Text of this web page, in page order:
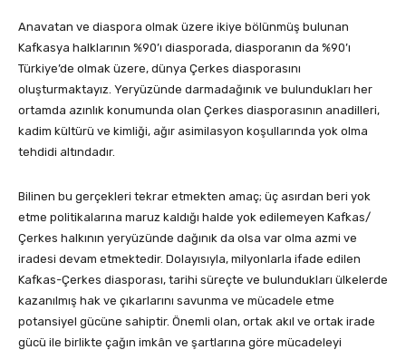
Anavatan ve diaspora olmak üzere ikiye bölünmüş bulunan
Kafkasya halklarının %90’ı diasporada, diasporanın da %90’ı
Türkiye’de olmak üzere, dünya Çerkes diasporasını
oluşturmaktayız. Yeryüzünde darmadağınık ve bulundukları her
ortamda azınlık konumunda olan Çerkes diasporasının anadilleri,
kadim kültürü ve kimliği, ağır asimilasyon koşullarında yok olma
tehdidi altındadır.
Bilinen bu gerçekleri tekrar etmekten amaç; üç asırdan beri yok
etme politikalarına maruz kaldığı halde yok edilemeyen Kafkas/
Çerkes halkının yeryüzünde dağınık da olsa var olma azmi ve
iradesi devam etmektedir. Dolayısıyla, milyonlarla ifade edilen
Kafkas-Çerkes diasporası, tarihi süreçte ve bulundukları ülkelerde
kazanılmış hak ve çıkarlarını savunma ve mücadele etme
potansiyel gücüne sahiptir. Önemli olan, ortak akıl ve ortak irade
gücü ile birlikte çağın imkân ve şartlarına göre mücadeleyi